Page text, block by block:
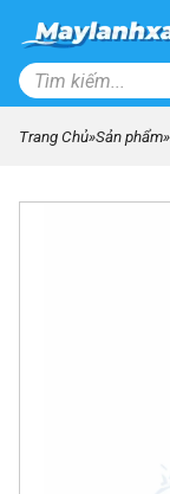
Trang Chủ»Sản phẩm»